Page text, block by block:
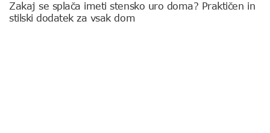
Zakaj se splača imeti stensko uro doma? Praktičen in
stilski dodatek za vsak dom